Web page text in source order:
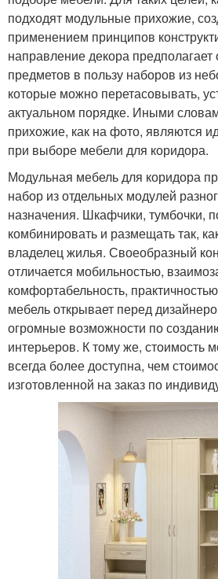
подходят модульные прихожие,
применением принципов
направление декора предполагает
предметов в пользу наборов из
которые можно перетасовывать,
актуальном порядке. Иными
прихожие, как на фото, являются
при выборе мебели для коридора.
Модульная мебель для коридора
набор из отдельных модулей
назначения. Шкафчики, тумбочки,
комбинировать и размещать так,
владелец жилья. Своеобразный
отличается мобильностью,
комфортабельность,
мебель открывает перед
огромные возможности по
интерьеров. К тому же, стоимость
всегда более доступна, чем
изготовленной на заказ по